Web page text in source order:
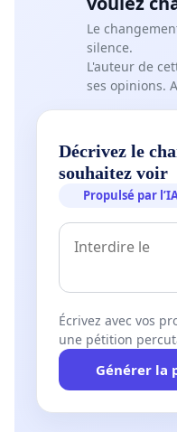
l'orage, d'une
traumatisante /acuité
orages, vibrations)
tout à fait être
donc entièrement des
Le test imposé tente de
autour d'un coup de
Loin d'être révélateur
promotion de
S'enfermer dans
jugements risque
impact très négatif
Sélectionner à
Le
silence.
L'auteur de
ses opinions.
Décrivez le
souhaitez voir
Propulsé par
Écrivez avec vos
une pétition
Générer la